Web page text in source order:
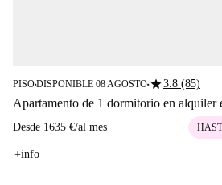
PISO■DISPONIBLE 08 AGOSTO■star3.8 (85)
Apartamento de 1 dormitorio en alquiler
Desde 1635 €/al mes
+info